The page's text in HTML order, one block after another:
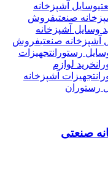
وسایل آشپزخانه
صنعتیفروش
وسایل آشپزخانه
صنعتیفروش
رستورانتجهیزات
خرید لوازم
تجهیزات آشپزخانه
رستوران
صنعتی